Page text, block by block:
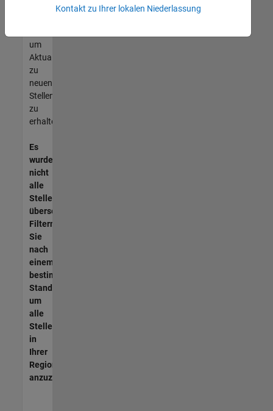
unseres
um
Aktualisierungen
zu
neuen
Stellenangeboten
zu
erhalten.
Es
wurden
nicht
alle
Stellen
übersetzt.
Filtern
Sie
nach
einem
bestimmten
Standort,
um
alle
Stellenangebote
in
Ihrer
Region
anzuzeigen.
Kontakt zu Ihrer lokalen Niederlassung